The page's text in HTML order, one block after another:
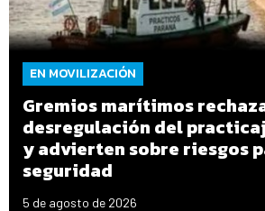
EN MOVILIZACIÓN
Gremios marítimos
desregulación del
y advierten sobre riesgos
seguridad
5 de agosto de 2026